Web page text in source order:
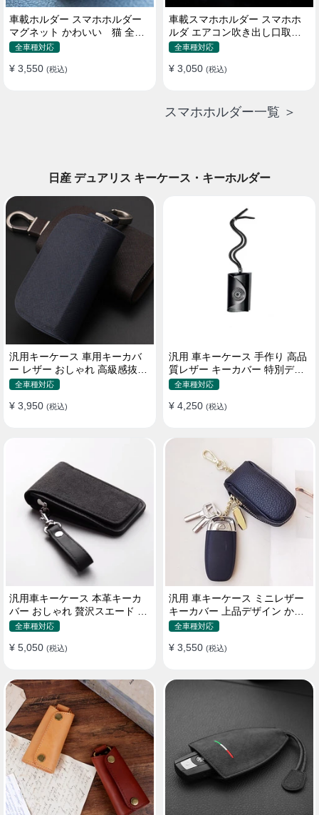
車載ホルダー スマホホルダー
マグネット かわいい 猫 全機
種 片手操作
全車種対応
¥ 3,550 (税込)
車載スマホホルダー スマホホ
ルダ エアコン吹き出し口取り
付け 全機種 可愛い アニメ
全車種対応
¥ 3,050 (税込)
スマホホルダー一覧 ＞
日産 デュアリス キーケース・キーホルダー
汎用キーケース 車用キーカバ
ー レザー おしゃれ 高級感抜群
ロゴオーダーメイド
全車種対応
¥ 3,950 (税込)
汎用 車キーケース 手作り 高品
質レザー キーカバー 特別デザ
イン 手触りいい
全車種対応
¥ 4,250 (税込)
汎用車キーケース 本革キーカ
バー おしゃれ 贅沢スエード 格
好良いデザイン
全車種対応
¥ 5,050 (税込)
汎用 車キーケース ミニレザー
キーカバー 上品デザイン かわ
いい マカロン色
全車種対応
¥ 3,550 (税込)